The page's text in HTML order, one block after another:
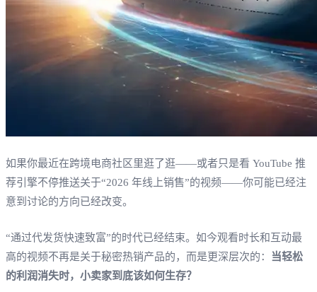
如果你最近在跨境电商社区里逛了逛——或者只是看 YouTube 推
荐引擎不停推送关于“2026 年线上销售”的视频——你可能已经注
意到讨论的方向已经改变。
“通过代发货快速致富”的时代已经结束。如今观看时长和互动最
高的视频不再是关于秘密热销产品的，而是更深层次的：
当轻松
的利润消失时，小卖家到底该如何生存？